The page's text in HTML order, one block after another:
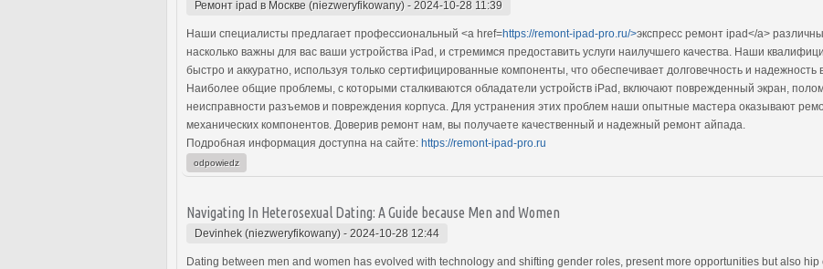
Ремонт ipad в Москве (niezweryfikowany) - 2024-10-28 11:39
Наши специалисты предлагает профессиональный <a href=https://remont-ipad-pro.ru/>экспресс ремонт ipad</a>
насколько важны для вас ваши устройства iPad, и стремимся предоставить услуги наилучшего качества. Наши
быстро и аккуратно, используя только сертифицированные компоненты, что обеспечивает долговечность и надежность
Наиболее общие проблемы, с которыми сталкиваются обладатели устройств iPad, включают поврежденный экран,
неисправности разъемов и повреждения корпуса. Для устранения этих проблем наши опытные мастера оказывают
механических компонентов. Доверив ремонт нам, вы получаете качественный и надежный ремонт айпада.
Подробная информация доступна на сайте: https://remont-ipad-pro.ru
odpowiedz
Navigating In Heterosexual Dating: A Guide because Men and Women
Devinhek (niezweryfikowany) - 2024-10-28 12:44
Dating between men and women has evolved with technology and shifting gender roles, present more opportunities but also hip